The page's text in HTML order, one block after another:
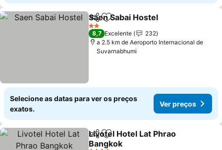
PartilharAdicionar aos favoritos
Saen Sabai Hostel
2 Estrelas
8,7 Excelente
232
a 2.5 km de Aeroporto Internacional de
Suvarnabhumi
Selecione as datas para ver os preços
exatos.
Ver preços
PartilharAdicionar aos favoritos
Livotel Hotel Lat Phrao
Bangkok